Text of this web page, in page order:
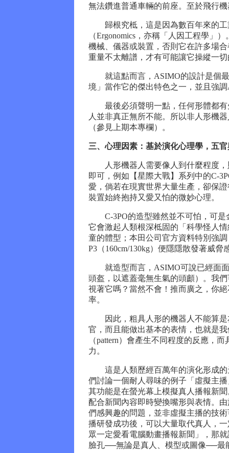
無法鑽進普通車輛的前座。至於飛行
歸根究柢，這是因為數百年來的工
（Ergonomics，亦稱「人因工程學」
機械、儀器或裝置，否則它在許多場
重量不太離譜，才有可能讓它操縱一
就這點而言，ASIMO的設計是個最
境」當作它的傑出特色之一，並且強
最後必須聲明一點，任何形體都有
人並非真正無所不能。所以非人形機
（參見上期本專欄）。
三、心理因素：基於演化心理學，五
人形機器人需要像人到什麼程度，
即可，例如【星際大戰】系列中的C-
愛，倘若在現實世界大量生產，卻保
裝置始終抱持又愛又怕的微妙心理。
C-3PO的造型雖然並不可怕，可是
它會激起人類根深柢固的「科學怪人
童的體型；本田公司官方資料特別強
P3（160cm/130kg）便隱隱散發著威脅
就造型而言，ASIMO可說已經面面
頭盔，以遮蓋毫無生氣的頭顱）。我
視著它嗎？當然不會！推而廣之，你
率。
因此，粗具人形的機器人不能算是
官，而且能做出基本的表情，也就是
（pattern）會產生不同程度的反應，
力。
這是人類歷經百萬年的演化形成的
們討論一個耐人尋味的例子「虛擬主
其功能是在螢光幕上模擬真人播報新
配合新聞內容即時變換嘴形與表情。
們感興趣的問題，並非虛擬主播的技
播研發成功後，可以大量取代真人，
眾一定愛看電腦動畫播報新聞」，那
臉孔──無論是真人、模型或圖像──最